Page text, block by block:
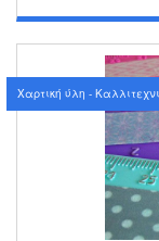
Χαρτική ύλη -